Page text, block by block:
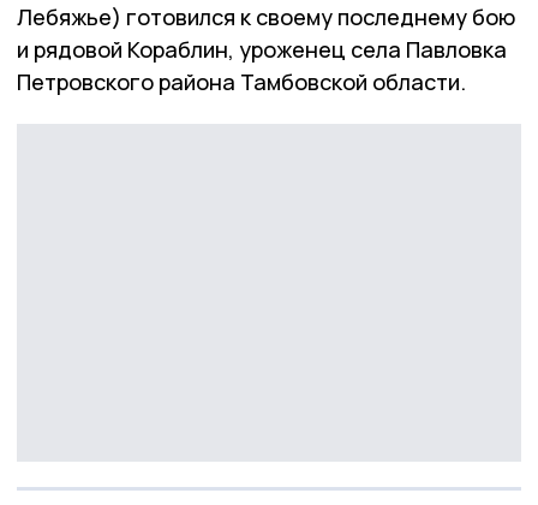
Лебяжье) готовился к своему последнему бою
и рядовой Кораблин, уроженец села Павловка
Петровского района Тамбовской области.